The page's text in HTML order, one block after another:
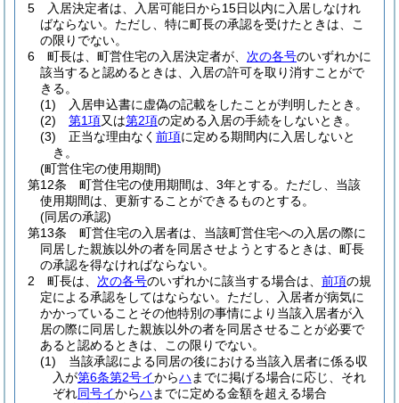
5
入居決定者は、入居可能日から15日以内に入居しなけれ
ばならない。 ただし、特に町長の承認を受けたときは、こ
の限りでない。
6
町長は、町営住宅の入居決定者が、 次の各号のいずれかに
該当すると認めるときは、入居の許可を取り消すことがで
きる。
(1)
入居申込書に虚偽の記載をしたことが判明したとき。
(2)
第1項又は第2項の定める入居の手続をしないとき。
(3)
正当な理由なく 前項に定める期間内に入居しないと
き。
(町営住宅の使用期間)
第12条
町営住宅の使用期間は、3年とする。 ただし、当該
使用期間は、更新することができるものとする。
(同居の承認)
第13条
町営住宅の入居者は、当該町営住宅への入居の際に
同居した親族以外の者を同居させようとするときは、町長
の承認を得なければならない。
2
町長は、 次の各号のいずれかに該当する場合は、 前項の規
定による承認をしてはならない。 ただし、入居者が病気に
かかっていることその他特別の事情により当該入居者が入
居の際に同居した親族以外の者を同居させることが必要で
あると認めるときは、この限りでない。
(1)
当該承認による同居の後における当該入居者に係る収
入が第6条第2号イからハ までに掲げる場合に応じ、それ
ぞれ同号イからハ までに定める金額を超える場合